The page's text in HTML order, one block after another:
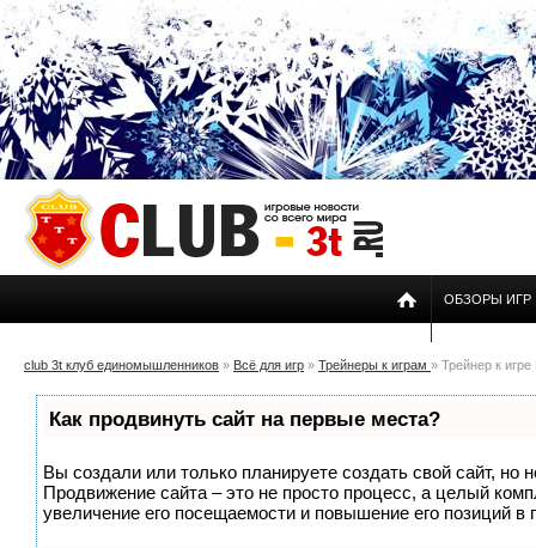
ОБЗОРЫ ИГР
club 3t клуб единомышленников » Всё для игр » Трейнеры к играм » Трейнер к
Как продвинуть сайт на первые места?
Вы создали или только планируете создать свой сайт, но
Продвижение сайта – это не просто процесс, а целый
увеличение его посещаемости и повышение его позиций в